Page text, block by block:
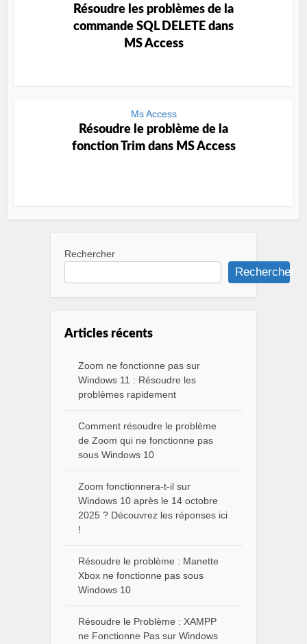
Résoudre les problèmes de la
commande SQL DELETE dans
MS Access
Ms Access
Résoudre le problème de la
fonction Trim dans MS Access
Rechercher
Rechercher
Articles récents
Zoom ne fonctionne pas sur
Windows 11 : Résoudre les
problèmes rapidement
Comment résoudre le problème
de Zoom qui ne fonctionne pas
sous Windows 10
Zoom fonctionnera-t-il sur
Windows 10 après le 14 octobre
2025 ? Découvrez les réponses ici
!
Résoudre le problème : Manette
Xbox ne fonctionne pas sous
Windows 10
Résoudre le Problème : XAMPP
ne Fonctionne Pas sur Windows